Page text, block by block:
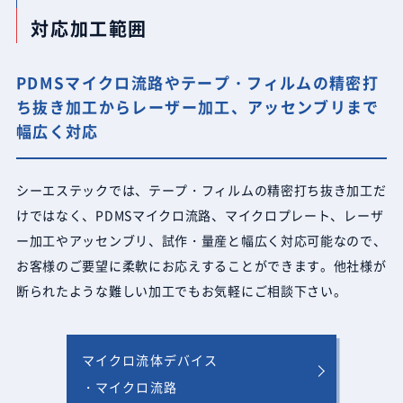
対応加工範囲
PDMSマイクロ流路やテープ・フィルムの精密打
ち抜き加工からレーザー加工、アッセンブリまで
幅広く対応
シーエステックでは、テープ・フィルムの精密打ち抜き加工だ
けではなく、PDMSマイクロ流路、マイクロプレート、レーザ
ー加工やアッセンブリ、試作・量産と幅広く対応可能なので、
お客様のご要望に柔軟にお応えすることができます。他社様が
断られたような難しい加工でもお気軽にご相談下さい。
マイクロ流体デバイス
・マイクロ流路